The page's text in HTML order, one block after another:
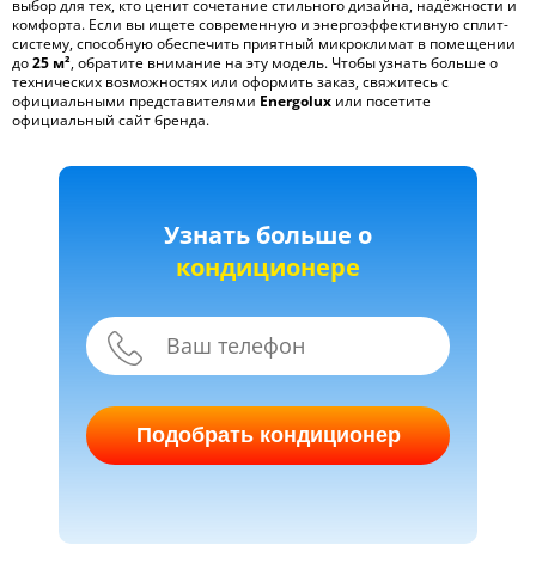
выбор для тех, кто ценит сочетание стильного дизайна, надёжности и
комфорта. Если вы ищете современную и энергоэффективную сплит-
систему, способную обеспечить приятный микроклимат в помещении
до25 м², обратите внимание на эту модель. Чтобы узнать больше о
технических возможностях или оформить заказ, свяжитесь с
официальными представителями Energolux или посетите
официальный сайт бренда.
Узнать больше о
кондиционере
Подобрать кондиционер